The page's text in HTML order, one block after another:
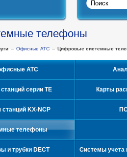
телефоны
→ Офисные АТС → Цифровые системные
АТС
серии TE Карты
KX-NCP
телефоны
и трубки DECT Системы учета